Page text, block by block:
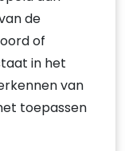
de
of
in het
van
toepassen